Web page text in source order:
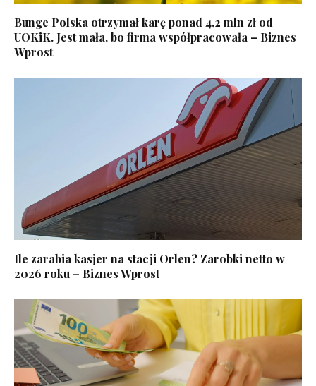
Bunge Polska otrzymał karę ponad 4,2 mln zł od
UOKiK. Jest mała, bo firma współpracowała – Biznes
Wprost
Ile zarabia kasjer na stacji Orlen? Zarobki netto w
2026 roku – Biznes Wprost